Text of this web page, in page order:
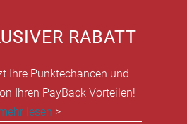
RABATT
Ihre Punktechancen und
Ihren PayBack Vorteilen!
lesen >